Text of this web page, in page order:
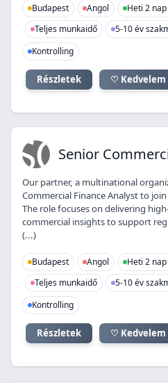
Budapest Angol
Heti 2
Teljes munkaidő
5-10 év
Kontrolling
Részletek ♡ Kedvelem
SC Senior
Our partner, a multinational
Commercial Finance Analyst to
The role focuses on delivering
commercial insights to support
(...)
Budapest Angol
Heti 2
Teljes munkaidő
5-10 év
Kontrolling
Részletek ♡ Kedvelem